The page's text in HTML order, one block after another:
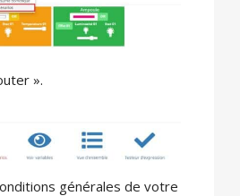
».
générales de votre